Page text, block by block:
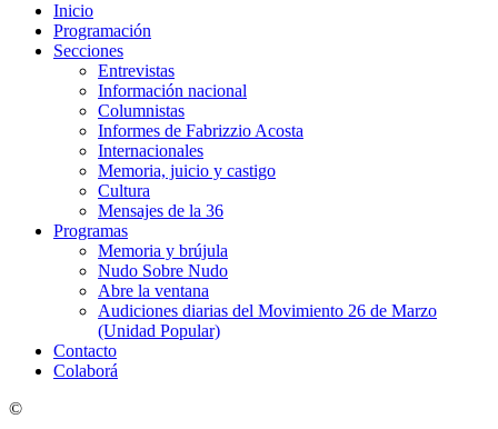
Inicio
Programación
Secciones
Entrevistas
Información nacional
Columnistas
Informes de Fabrizzio Acosta
Internacionales
Memoria, juicio y castigo
Cultura
Mensajes de la 36
Programas
Memoria y brújula
Nudo Sobre Nudo
Abre la ventana
Audiciones diarias del Movimiento 26 de Marzo
(Unidad Popular)
Contacto
Colaborá
©